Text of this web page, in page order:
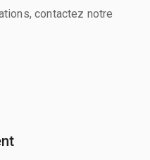
contactez notre